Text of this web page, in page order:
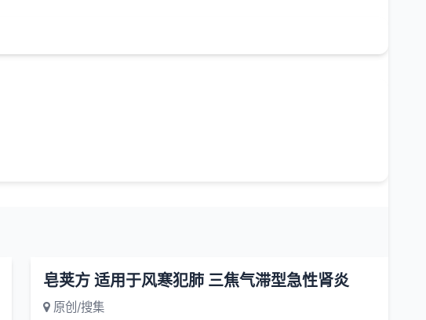
皂荚方 适用于风寒犯肺 三焦气滞型急性肾炎
原创/搜集